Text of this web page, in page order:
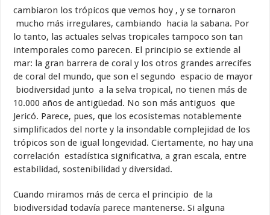
cambiaron los trópicos que vemos hoy , y se tornaron
mucho más irregulares, cambiando hacia la sabana. Por
lo tanto, las actuales selvas tropicales tampoco son tan
intemporales como parecen. El principio se extiende al
mar: la gran barrera de coral y los otros grandes arrecifes
de coral del mundo, que son el segundo espacio de mayor
biodiversidad junto a la selva tropical, no tienen más de
10.000 años de antigüedad. No son más antiguos que
Jericó. Parece, pues, que los ecosistemas notablemente
simplificados del norte y la insondable complejidad de los
trópicos son de igual longevidad. Ciertamente, no hay una
correlación estadística significativa, a gran escala, entre
estabilidad, sostenibilidad y diversidad.
Cuando miramos más de cerca el principio de la
biodiversidad todavía parece mantenerse. Si alguna